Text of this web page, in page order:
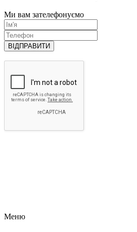
Ми вам зателефонуємо
ВІДПРАВИТИ
Меню